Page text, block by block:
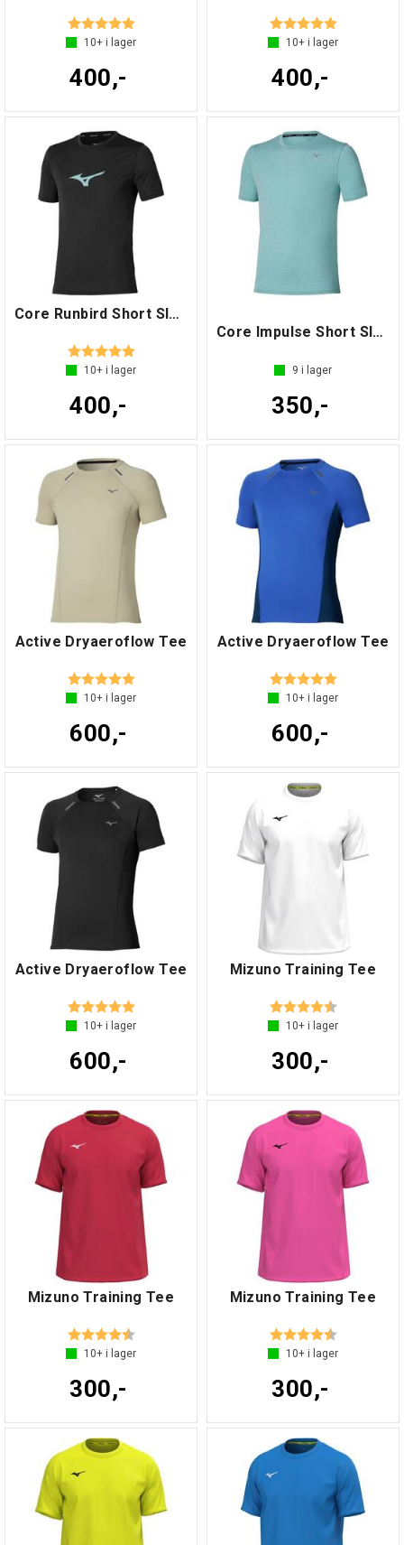
Betyg: 5.0 utav 5 stjärnor
10+ i lager
400,-
Betyg: 5.0 utav 5
10+ i lager
400,-
Core Runbird Short Sleeve Tee
Betyg: 5.0 utav 5 stjärnor
10+ i lager
400,-
Core Impulse Short Sleeve Tee
9 i lager
350,-
Active Dryaeroflow Tee
Betyg: 5.0 utav 5 stjärnor
10+ i lager
600,-
Active Dryaeroflow Tee
Betyg: 5.0 utav 5
10+ i lager
600,-
Active Dryaeroflow Tee
Betyg: 5.0 utav 5 stjärnor
10+ i lager
600,-
Mizuno Training Tee
Betyg: 4.1 utav 5
10+ i lager
300,-
Mizuno Training Tee
Betyg: 4.1 utav 5 stjärnor
10+ i lager
300,-
Mizuno Training Tee
Betyg: 4.1 utav 5
10+ i lager
300,-